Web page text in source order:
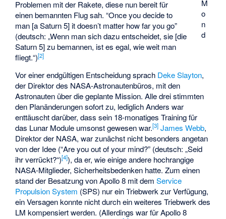
M
o
n
d
Problemen mit der Rakete, diese nun bereit für
einen bemannten Flug sah. “Once you decide to
man [a Saturn 5] it doesn’t matter how far you go”
(deutsch: „Wenn man sich dazu entscheidet, sie [die
Saturn 5] zu bemannen, ist es egal, wie weit man
fliegt.“)[2]
Vor einer endgültigen Entscheidung sprach Deke Slayton,
der Direktor des NASA-Astronautenbüros, mit den
Astronauten über die geplante Mission. Alle drei stimmten
den Planänderungen sofort zu, lediglich Anders war
enttäuscht darüber, dass sein 18-monatiges Training für
das Lunar Module umsonst gewesen war.[3] James Webb,
Direktor der NASA, war zunächst nicht besonders angetan
von der Idee (“Are you out of your mind?” (deutsch: „Seid
ihr verrückt?“)[4]), da er, wie einige andere hochrangige
NASA-Mitglieder, Sicherheitsbedenken hatte. Zum einen
stand der Besatzung von Apollo 8 mit demService
Propulsion System (SPS) nur ein Triebwerk zur Verfügung,
ein Versagen konnte nicht durch ein weiteres Triebwerk des
LM kompensiert werden. (Allerdings war für Apollo 8